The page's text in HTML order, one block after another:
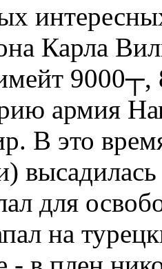
Карла
9000┬,
армия
В это
для
на